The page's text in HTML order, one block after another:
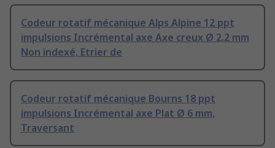
Codeur rotatif mécanique Alps Alpine 12 ppt
impulsions Incrémental axe Axe creux Ø 2.2 mm
Non indexé, Etrier de
Codeur rotatif mécanique Bourns 18 ppt
impulsions Incrémental axe Plat Ø 6 mm,
Traversant